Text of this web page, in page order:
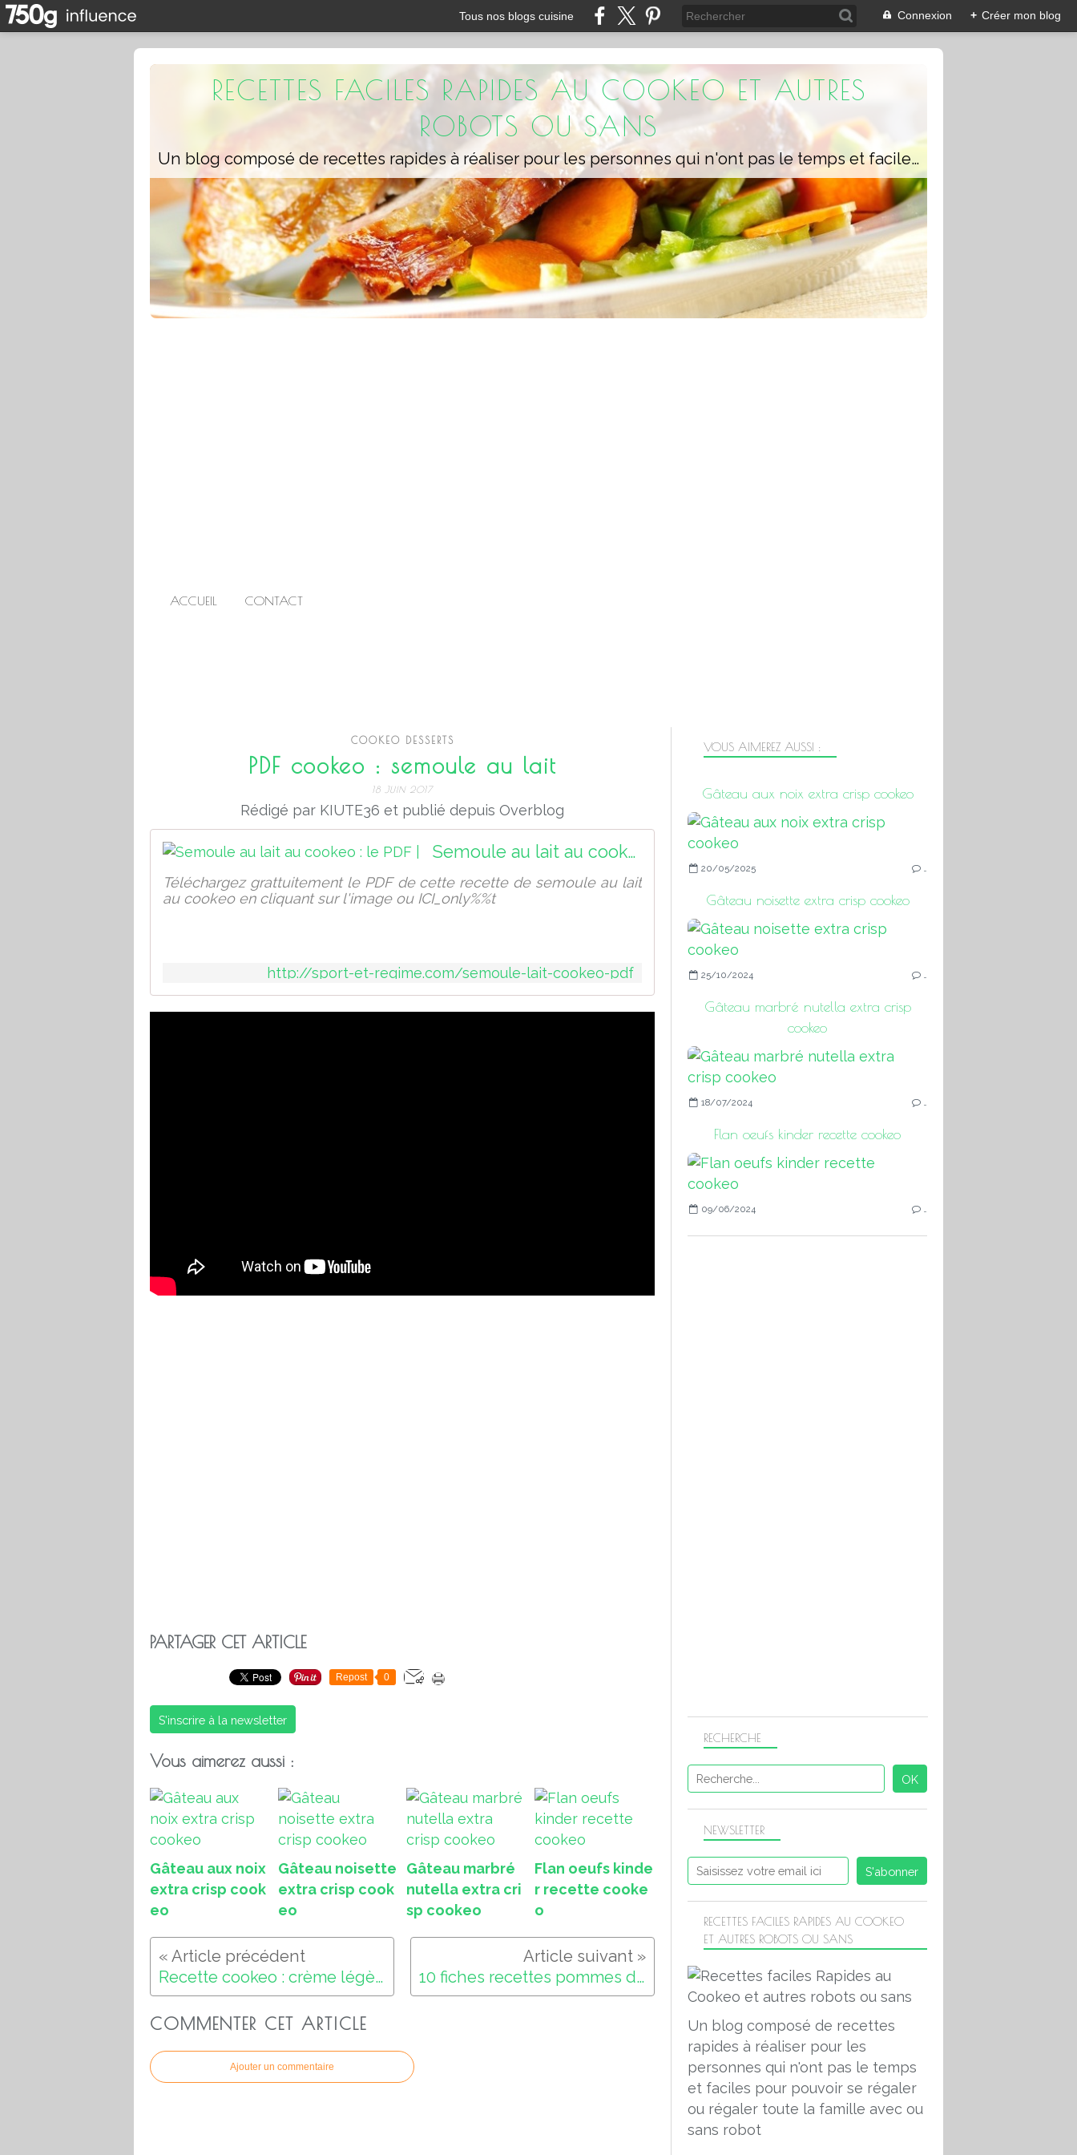
Tous nos blogs cuisine Connexion + Créer mon blog
RECETTES FACILES RAPIDES AU COOKEO ET AUTRES
ROBOTS OU SANS
Un blog composé de recettes rapides à réaliser pour les personnes qui n'ont pas le temps et faciles pour pouvoir se régaler ou régaler toute la famille avec ou sans robot
ACCUEIL CONTACT
COOKEO DESSERTS
PDF cookeo : semoule au lait
18 JUIN 2017
Rédigé par KIUTE36 et publié depuis Overblog
Semoule au lait au cookeo : le PDF |
Téléchargez grattuitement le PDF de cette recette de semoule au lait
au cookeo en cliquant sur l'image ou ICI_only%%t
http://sport-et-regime.com/semoule-lait-cookeo-pdf
PARTAGER CET ARTICLE
Repost 0
S'inscrire à la newsletter
Vous aimerez aussi :
Gâteau aux noix
extra crisp cook
eo
Gâteau noisette
extra crisp cook
eo
Gâteau marbré
nutella extra cri
sp cookeo
Flan oeufs kinde
r recette cooke
o
Recette cookeo : crème légère à la vanille 10 fiches recettes pommes de terre cookeo
COMMENTER CET ARTICLE
Ajouter un commentaire
NEWSLETTER
RECHERCHE
RECETTES FACILES RAPIDES AU COOKEO
ET AUTRES ROBOTS OU SANS
Un blog composé de recettes
rapides à réaliser pour les
personnes qui n'ont pas le temps
et faciles pour pouvoir se régaler
ou régaler toute la famille avec ou
sans robot
VOUS AIMEREZ AUSSI :
Gâteau aux noix extra crisp cookeo
20/05/2025 …
Gâteau noisette extra crisp cookeo
25/10/2024 …
Gâteau marbré nutella extra crisp
cookeo
18/07/2024 …
Flan oeufs kinder recette cookeo
09/06/2024 …